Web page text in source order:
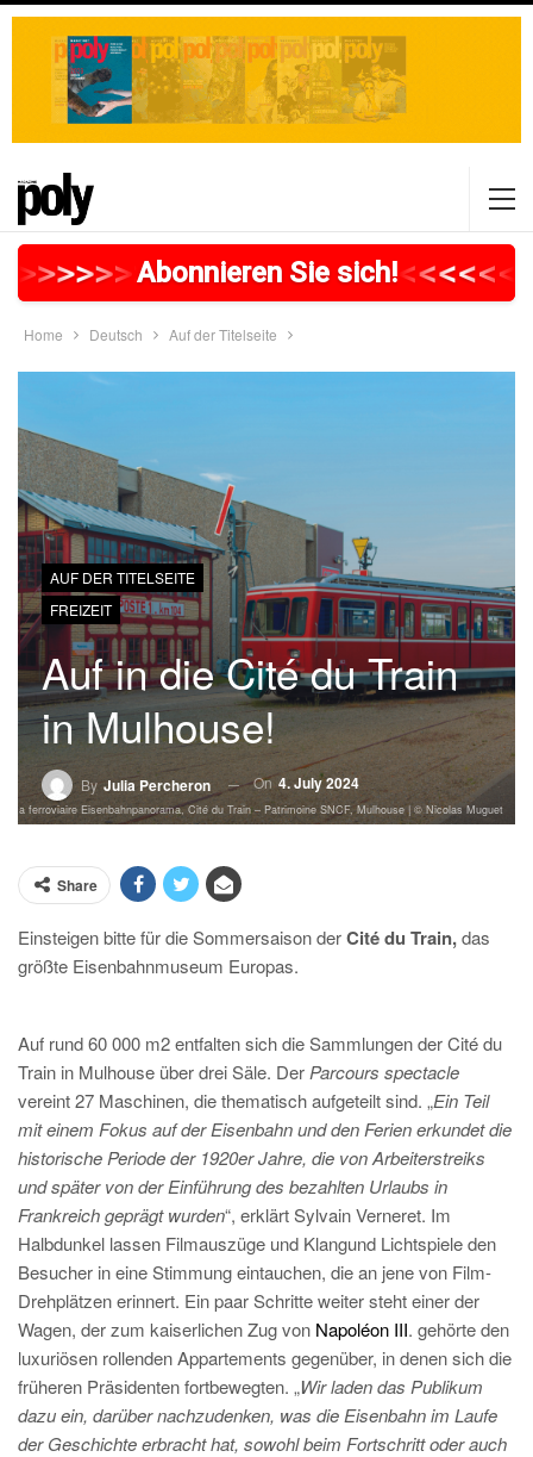
>>>>>>>>>>>>>>>>>
Abonnieren Sie sich!<<<<<<
Home Deutsch Auf der Titelseite
AUF DER TITELSEITE
FREIZEIT
Auf in die Cité du Train
in Mulhouse!
By Julia Percheron On 4. July 2024
ferroviaire Eisenbahnpanorama, Cité du Train – Patrimoine SNCF, Mulhouse | © Nicolas Muguet
Share
Einsteigen bitte für die Sommersaison derCité du Train,das
größte Eisenbahnmuseum Europas.
Auf rund 60 000 m2 entfalten sich die Sammlungen der Cité du
Train in Mulhouse über drei Säle. Der Parcours spectacle
vereint 27 Maschinen, die thematisch aufgeteilt sind. „Ein Teil
mit einem Fokus auf der Eisenbahn und den Ferien erkundet die
historische Periode der 1920er Jahre, die von Arbeiterstreiks
und später von der Einführung des bezahlten Urlaubs in
Frankreich geprägt wurden“, erklärt Sylvain Verneret. Im
Halbdunkel lassen Filmauszüge und Klangund Lichtspiele den
Besucher in eine Stimmung eintauchen, die an jene von Film-
Drehplätzen erinnert. Ein paar Schritte weiter steht einer der
Wagen, der zum kaiserlichen Zug von Napoléon III. gehörte den
luxuriösen rollenden Appartements gegenüber, in denen sich die
früheren Präsidenten fortbewegten. „Wir laden das Publikum
dazu ein, darüber nachzudenken, was die Eisenbahn im Laufe
der Geschichte erbracht hat, sowohl beim Fortschritt oder auch